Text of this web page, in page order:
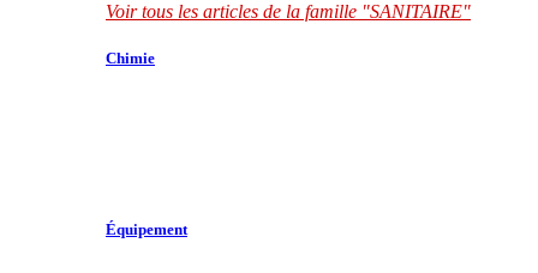
Voir tous les articles de la famille "SANITAIRE"
Chimie
Équipement